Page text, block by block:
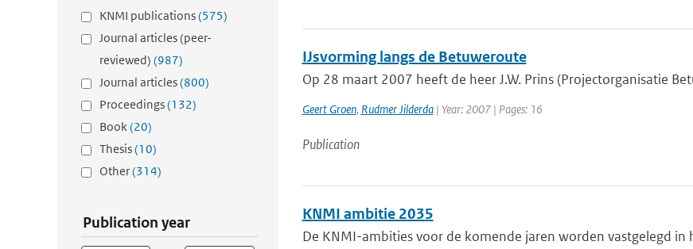
KNMI publications(575)
Journal articles (peer-
reviewed) (987)
Journal articles(800)
Proceedings(132)
Book(20)
Thesis(10)
Other(314)
Publication year
IJsvorming langs de Betuweroute
Op 28 maart 2007 heeft de heer J.W. Prins (Projectorganisatie
Geert Groen, Rudmer Jilderda| Year: 2007 | Pages: 16
Publication
KNMI ambitie 2035
De KNMI-ambities voor de komende jaren worden vastgelegd in